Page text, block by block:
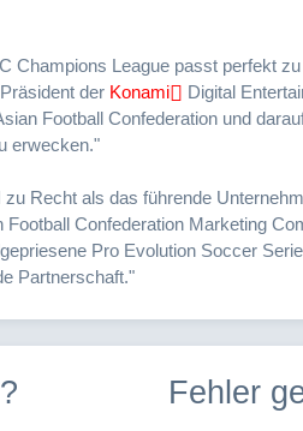
Champions League passt perfekt
der Konami
Digital
Football Confederation und
erwecken."
Recht als das führende
Confederation Marketing
Pro Evolution Soccer
Partnerschaft."
Fehler